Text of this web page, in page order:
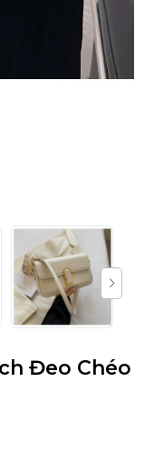
Đeo Chéo